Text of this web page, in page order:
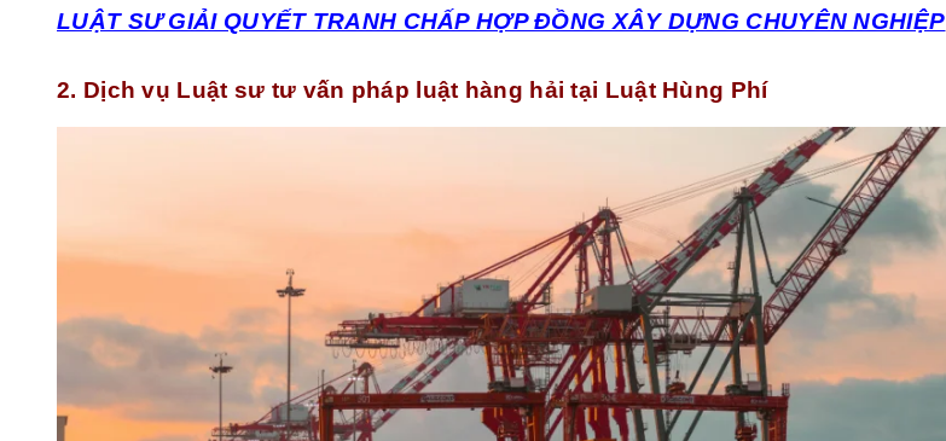
LUẬT SƯ GIẢI QUYẾT TRANH CHẤP HỢP ĐỒNG XÂY DỰNG CHUYÊN NGHIỆP
2. Dịch vụ Luật sư tư vấn pháp luật hàng hải tại Luật Hùng Phí